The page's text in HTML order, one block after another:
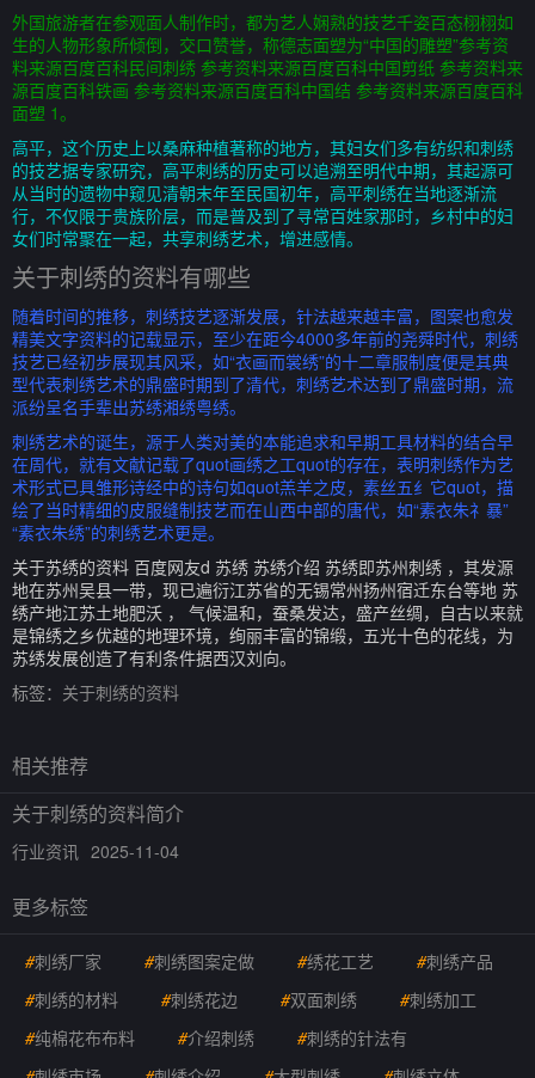
外国旅游者在参观面人制作时，都为艺人娴熟的技艺千姿百态栩栩如
生的人物形象所倾倒，交口赞誉，称德志面塑为“中国的雕塑”参考资
料来源百度百科民间刺绣 参考资料来源百度百科中国剪纸 参考资料来
源百度百科铁画 参考资料来源百度百科中国结 参考资料来源百度百科
面塑 1。
高平，这个历史上以桑麻种植著称的地方，其妇女们多有纺织和刺绣
的技艺据专家研究，高平刺绣的历史可以追溯至明代中期，其起源可
从当时的遗物中窥见清朝末年至民国初年，高平刺绣在当地逐渐流
行，不仅限于贵族阶层，而是普及到了寻常百姓家那时，乡村中的妇
女们时常聚在一起，共享刺绣艺术，增进感情。
关于刺绣的资料有哪些
随着时间的推移，刺绣技艺逐渐发展，针法越来越丰富，图案也愈发
精美文字资料的记载显示，至少在距今4000多年前的尧舜时代，刺绣
技艺已经初步展现其风采，如“衣画而裳绣”的十二章服制度便是其典
型代表刺绣艺术的鼎盛时期到了清代，刺绣艺术达到了鼎盛时期，流
派纷呈名手辈出苏绣湘绣粤绣。
刺绣艺术的诞生，源于人类对美的本能追求和早期工具材料的结合早
在周代，就有文献记载了quot画绣之工quot的存在，表明刺绣作为艺
术形式已具雏形诗经中的诗句如quot羔羊之皮，素丝五纟它quot，描
绘了当时精细的皮服缝制技艺而在山西中部的唐代，如“素衣朱礻暴”
“素衣朱绣”的刺绣艺术更是。
关于苏绣的资料 百度网友d 苏绣 苏绣介绍 苏绣即苏州刺绣 ，其发源
地在苏州吴县一带，现已遍衍江苏省的无锡常州扬州宿迁东台等地 苏
绣产地江苏土地肥沃 ， 气候温和，蚕桑发达，盛产丝绸，自古以来就
是锦绣之乡优越的地理环境，绚丽丰富的锦缎，五光十色的花线，为
苏绣发展创造了有利条件据西汉刘向。
标签： 关于刺绣的资料
相关推荐
关于刺绣的资料简介
行业资讯 2025-11-04
更多标签
#刺绣厂家 #刺绣图案定做 #绣花工艺 #刺绣产品
#刺绣的材料 #刺绣花边 #双面刺绣 #刺绣加工
#纯棉花布布料 #介绍刺绣 #刺绣的针法有